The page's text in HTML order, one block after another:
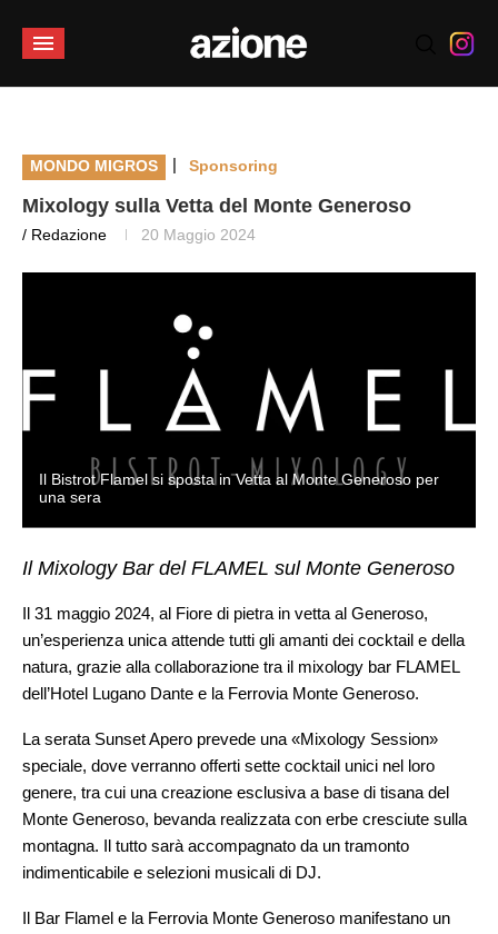
MONDO MIGROS | Sponsoring
Mixology sulla Vetta del Monte Generoso
/ Redazione 20 Maggio 2024
Il Bistrot Flamel si sposta in Vetta al Monte Generoso per
una sera
Il Mixology Bar del FLAMEL sul Monte Generoso
Il 31 maggio 2024, al Fiore di pietra in vetta al Generoso,
un’esperienza unica attende tutti gli amanti dei cocktail e della
natura, grazie alla collaborazione tra il mixology bar FLAMEL
dell’Hotel Lugano Dante e la Ferrovia Monte Generoso.
La serata Sunset Apero prevede una «Mixology Session»
speciale, dove verranno offerti sette cocktail unici nel loro
genere, tra cui una creazione esclusiva a base di tisana del
Monte Generoso, bevanda realizzata con erbe cresciute sulla
montagna. Il tutto sarà accompagnato da un tramonto
indimenticabile e selezioni musicali di DJ.
Il Bar Flamel e la Ferrovia Monte Generoso manifestano un